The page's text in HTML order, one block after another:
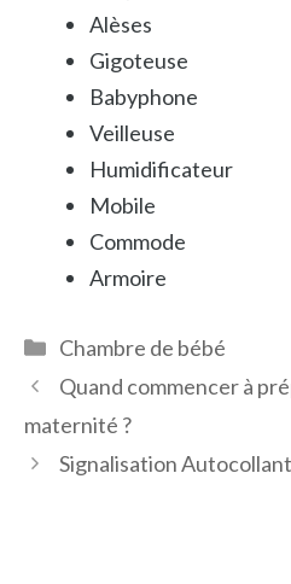
Alèses
Gigoteuse
Babyphone
Veilleuse
Humidificateur
Mobile
Commode
Armoire
Catégories
Chambre de bébé
Quand commencer à
maternité ?
Signalisation